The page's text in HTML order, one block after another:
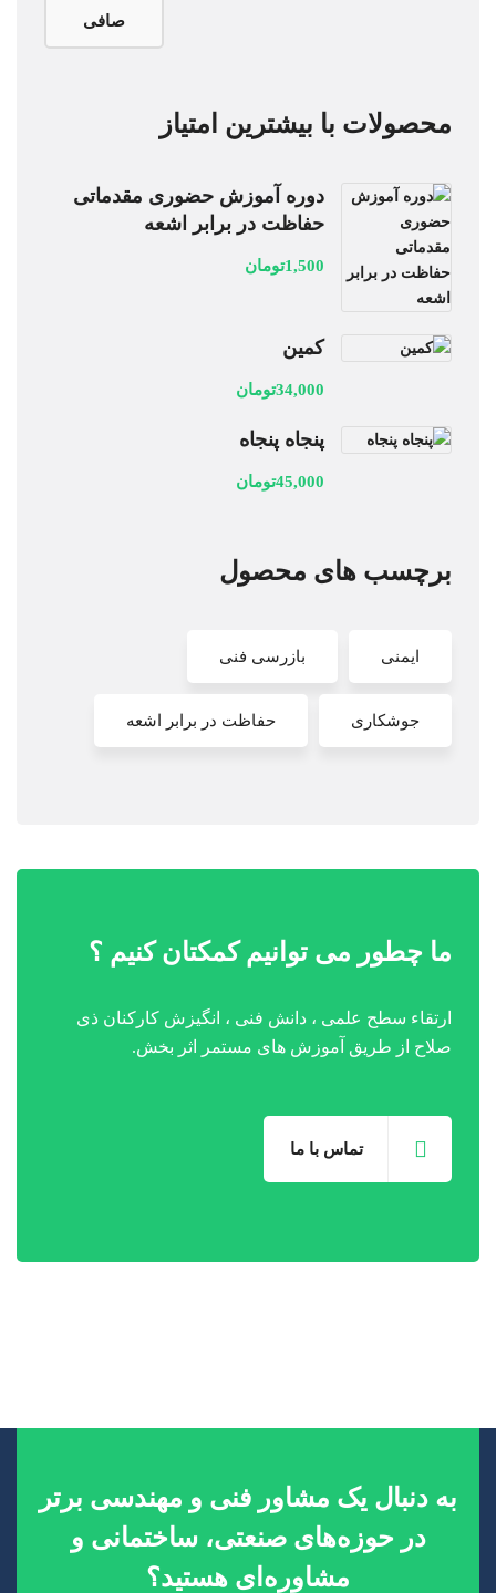
صافی
محصولات با بیشترین امتیاز
دوره آموزش حضوری مقدماتی
حفاظت در برابر اشعه
1,500تومان
کمین
34,000تومان
پنجاه پنجاه
45,000تومان
برچسب های محصول
ایمنی بازرسی فنی
جوشکاری حفاظت در برابر اشعه
ما چطور می توانیم کمکتان کنیم ؟
ارتقاء سطح علمی ، دانش فنی ، انگیزش کارکنان ذی
صلاح از طریق آموزش های مستمر اثر بخش.
تماس با ما
به دنبال یک مشاور فنی و مهندسی برتر
در حوزه‌های صنعتی، ساختمانی و
مشاوره‌ای هستید؟